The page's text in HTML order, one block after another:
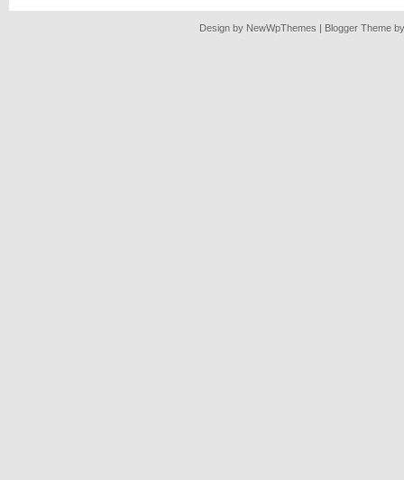
Design by NewWpThemes | Blogger Theme